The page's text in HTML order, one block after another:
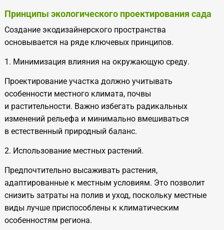
Принципы экологического проектирования сада
Создание экодизайнерского пространства
основывается на ряде ключевых принципов.
1. Минимизация влияния на окружающую среду.
Проектирование участка должно учитывать
особенности местного климата, почвы
и растительности. Важно избегать радикальных
изменений рельефа и минимально вмешиваться
в естественный природный баланс.
2. Использование местных растений.
Предпочтительно высаживать растения,
адаптированные к местным условиям. Это позволит
снизить затраты на полив и уход, поскольку местные
виды лучше приспособлены к климатическим
особенностям региона.